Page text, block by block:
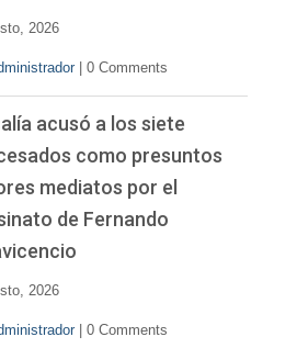
2026
0 Comments
acusó a los siete
como presuntos
mediatos por el
de Fernando
2026
0 Comments